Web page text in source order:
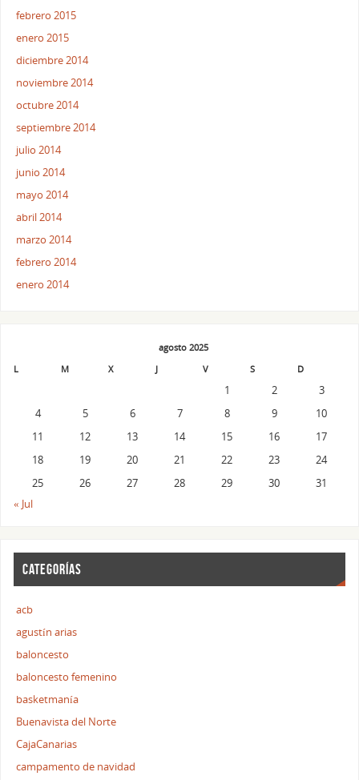
febrero 2015
enero 2015
diciembre 2014
noviembre 2014
octubre 2014
septiembre 2014
julio 2014
junio 2014
mayo 2014
abril 2014
marzo 2014
febrero 2014
enero 2014
agosto 2025
L
M X J V S D
1 2
3
4
5 6 7 8 9
10
11
12 13 14 15 16
17
18
19 20 21 22 23
24
25
26 27 28 29 30
31
« Jul
CATEGORÍAS
acb
agustín arias
baloncesto
baloncesto femenino
basketmanía
Buenavista del Norte
CajaCanarias
campamento de navidad